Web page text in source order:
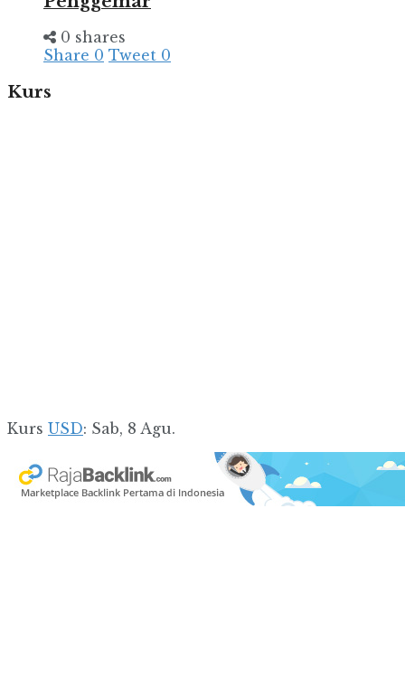
0 shares
Share 0 Tweet 0
Kurs
Kurs USD: Sab, 8 Agu.